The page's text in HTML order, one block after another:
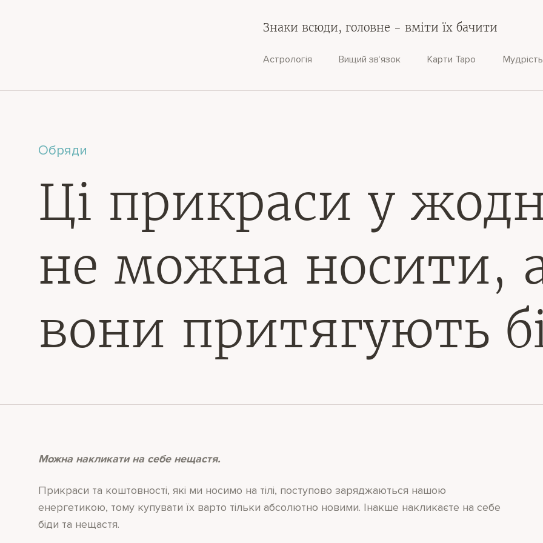
Знаки всюди, головне - вміти їх бачити
Астрологія Вищий зв‘язок Карти Таро
Обряди
Ці прикраси у
не можна носити,
вони притягують
Можна накликати на себе нещастя.
Прикраси та коштовності, які ми носимо на тілі, поступово заряджаються нашою
енергетикою, тому купувати їх варто тільки абсолютно новими. Інакше накликаєте на себе
біди та нещастя.